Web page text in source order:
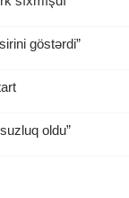
göstərdi”
oldu”